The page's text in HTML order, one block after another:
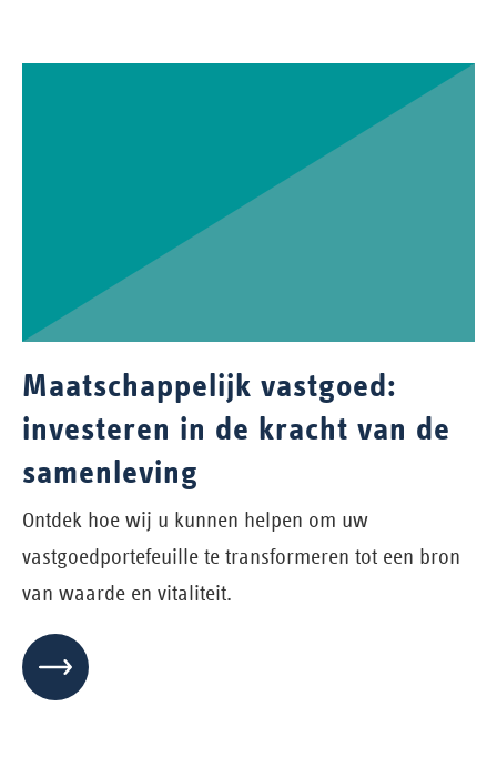
Maatschappelijk vastgoed:
investeren in de kracht van de
samenleving
Ontdek hoe wij u kunnen helpen om uw
vastgoedportefeuille te transformeren tot een bron
van waarde en vitaliteit.